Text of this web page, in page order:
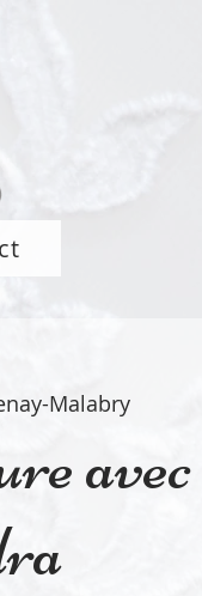
Malabry
avec